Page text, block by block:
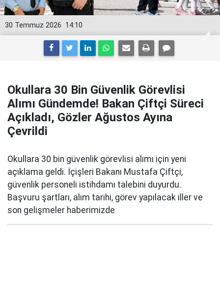
14:10
30 Temmuz 2026
Okullara 30 Bin Güvenlik Görevlisi
Alımı Gündemde! Bakan Çiftçi Süreci
Açıkladı, Gözler Ağustos Ayına
Çevrildi
Okullara 30 bin güvenlik görevlisi alımı için yeni
açıklama geldi. İçişleri Bakanı Mustafa Çiftçi,
güvenlik personeli istihdamı talebini duyurdu.
Başvuru şartları, alım tarihi, görev yapılacak iller ve
son gelişmeler haberimizde